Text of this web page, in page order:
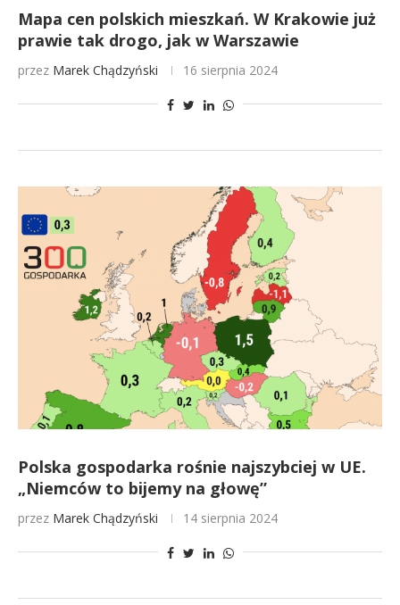
Mapa cen polskich mieszkań. W Krakowie już
prawie tak drogo, jak w Warszawie
przez Marek Chądzyński 16 sierpnia 2024
Polska gospodarka rośnie najszybciej w UE.
„Niemców to bijemy na głowę”
przez Marek Chądzyński 14 sierpnia 2024